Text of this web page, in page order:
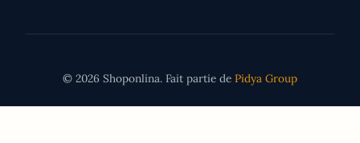
© 2026 Shoponlina. Fait partie de Pidya Group